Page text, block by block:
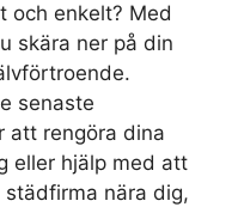
och enkelt? Med
skära ner på din
senaste
att rengöra dina
eller hjälp med att
nära dig,